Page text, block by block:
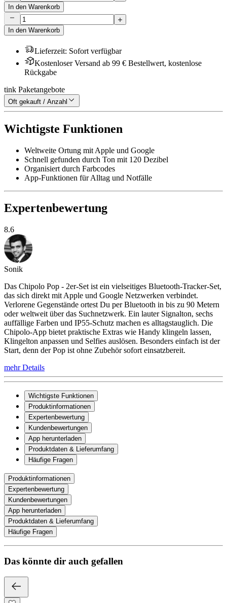
In den Warenkorb
In den Warenkorb
Lieferzeit: Sofort verfügbar
Kostenloser Versand ab 99 € Bestellwert, kostenlose
Rückgabe
tink Paketangebote
Oft gekauft / Anzahl
Wichtigste Funktionen
Weltweite Ortung mit Apple und Google
Schnell gefunden durch Ton mit 120 Dezibel
Organisiert durch Farbcodes
App-Funktionen für Alltag und Notfälle
Expertenbewertung
8.6
Sonik
Das Chipolo Pop - 2er-Set ist ein vielseitiges Bluetooth-Tracker-Set,
das sich direkt mit Apple und Google Netzwerken verbindet.
Verlorene Gegenstände ortest Du per Bluetooth in bis zu 90 Metern
oder weltweit über das Suchnetzwerk. Ein lauter Signalton, sechs
auffällige Farben und IP55-Schutz machen es alltagstauglich. Die
Chipolo-App bietet praktische Extras wie Handy klingeln lassen,
Klingelton anpassen und Selfies auslösen. Besonders einfach ist der
Start, denn der Pop ist ohne Zubehör sofort einsatzbereit.
mehr Details
Wichtigste Funktionen
Produktinformationen
Expertenbewertung
Kundenbewertungen
App herunterladen
Produktdaten & Lieferumfang
Häufige Fragen
Produktinformationen
Expertenbewertung
Kundenbewertungen
App herunterladen
Produktdaten & Lieferumfang
Häufige Fragen
Das könnte dir auch gefallen